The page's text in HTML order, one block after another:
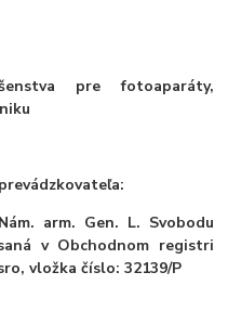
pre fotoaparáty,
arm. Gen. L. Svobodu
v Obchodnom registri
vložka číslo: 32139/P